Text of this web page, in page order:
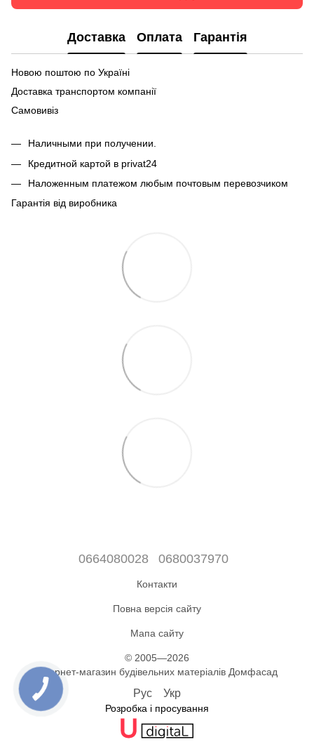
Доставка Оплата Гарантія
Новою поштою по Україні
Доставка транспортом компанії
Самовивіз
Наличными при получении.
Кредитной картой в privat24
Наложенным платежом любым почтовым перевозчиком
Гарантія від виробника
0664080028 0680037970
Контакти
Повна версія сайту
Мапа сайту
© 2005—2026
Інтернет-магазин будівельних матеріалів Домфасад
Рус Укр
Розробка і просування